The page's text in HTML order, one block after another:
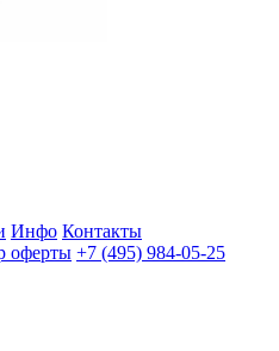
Инфо Контакты
оферты +7 (495) 984-05-25